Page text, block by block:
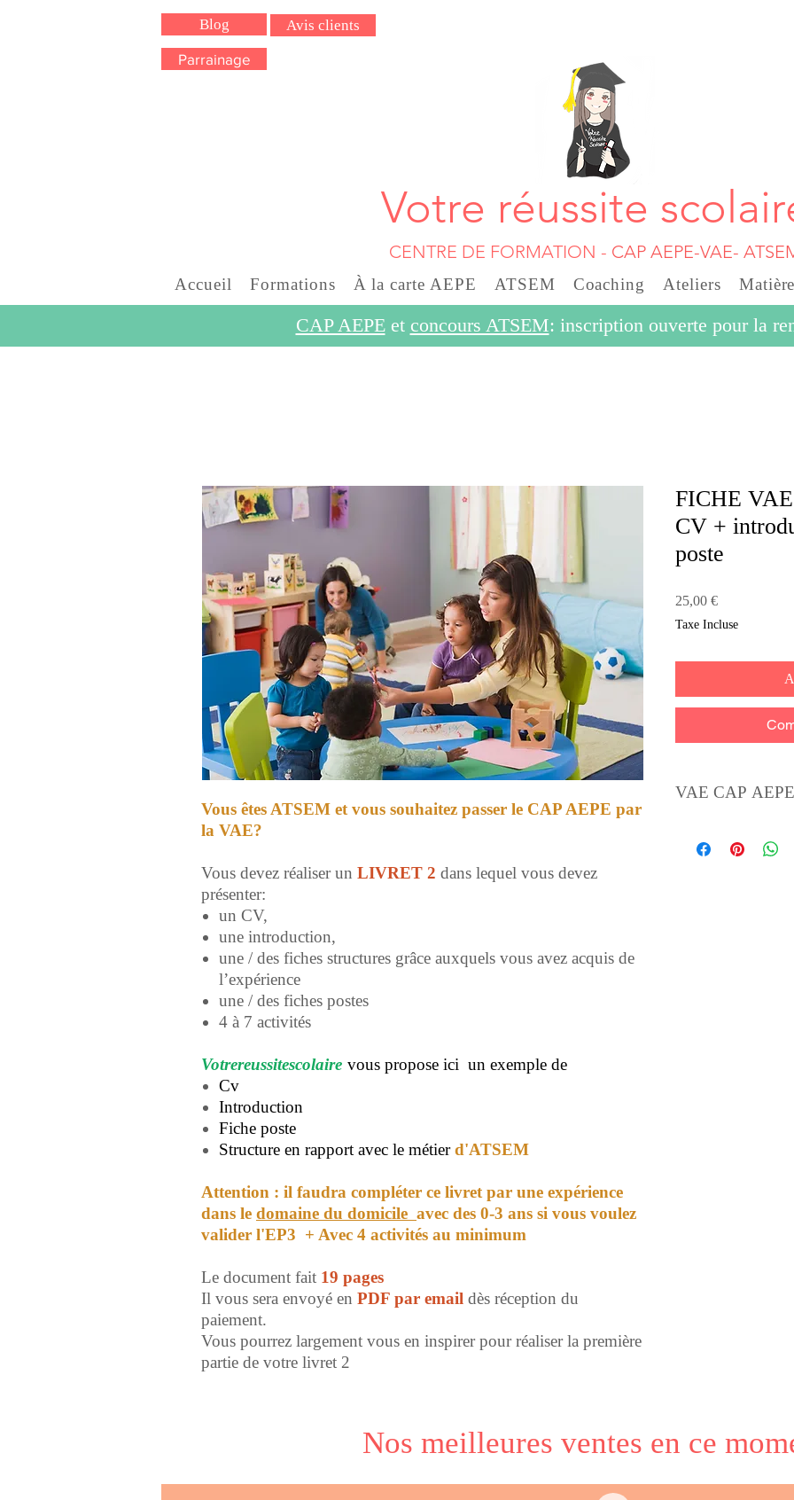
Blog Avis clients
Parrainage
Votre réussite
CENTRE DE FORMATION - CAP AEPE-VAE-
Accueil Formations À la carte AEPE ATSEM Coaching Ateliers
CAP AEPEet concours ATSEM: inscription ouverte pour la
Vous êtes ATSEM et vous souhaitez passer le CAP AEPE par
la VAE?
Vous devez réaliser un LIVRET 2 dans lequel vous devez
présenter:
un CV,
une introduction,
une / des fiches structures grâce auxquels vous avez acquis de
l’expérience
une / des fiches postes
4 à 7 activités
Votrereussitescolaire vous propose ici un exemple de
Cv
Introduction
Fiche poste
Structure en rapport avec le métier d'ATSEM
Attention : il faudra compléter ce livret par une expérience
dans le domaine du domicile avec des 0-3 ans si vous voulez
valider l'EP3 + Avec 4 activités au minimum
Le document fait 19 pages
Il vous sera envoyé en PDF par email dès réception du
paiement.
Vous pourrez largement vous en inspirer pour réaliser la première
partie de votre livret 2
FICHE
CV +
poste
25,00 €Prix
Taxe Incluse
VAE CAP
Nos meilleures ventes en ce